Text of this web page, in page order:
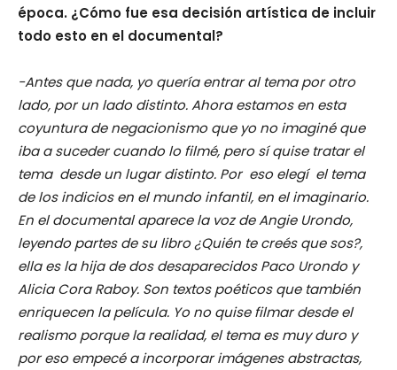
época. ¿Cómo fue esa decisión artística de incluir
todo esto en el documental?
-Antes que nada, yo quería entrar al tema por otro
lado, por un lado distinto. Ahora estamos en esta
coyuntura de negacionismo que yo no imaginé que
iba a suceder cuando lo filmé, pero sí quise tratar el
tema desde un lugar distinto. Por eso elegí el tema
de los indicios en el mundo infantil, en el imaginario.
En el documental aparece la voz de Angie Urondo,
leyendo partes de su libro ¿Quién te creés que sos?,
ella es la hija de dos desaparecidos Paco Urondo y
Alicia Cora Raboy. Son textos poéticos que también
enriquecen la película. Yo no quise filmar desde el
realismo porque la realidad, el tema es muy duro y
por eso empecé a incorporar imágenes abstractas,